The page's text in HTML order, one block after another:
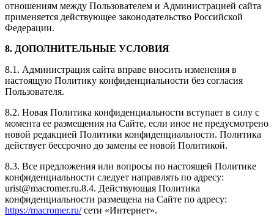
отношениям между Пользователем и Администрацией сайта
применяется действующее законодательство Российской
Федерации.
8. ДОПОЛНИТЕЛЬНЫЕ УСЛОВИЯ
8.1. Администрация сайта вправе вносить изменения в
настоящую Политику конфиденциальности без согласия
Пользователя.
8.2. Новая Политика конфиденциальности вступает в силу с
момента ее размещения на Сайте, если иное не предусмотрено
новой редакцией Политики конфиденциальности. Политика
действует бессрочно до замены ее новой Политикой.
8.3. Все предложения или вопросы по настоящей Политике
конфиденциальности следует направлять по адресу:
urist@macromer.ru.8.4. Действующая Политика
конфиденциальности размещена на Сайте по адресу:
https://macromer.ru/сети «Интернет».